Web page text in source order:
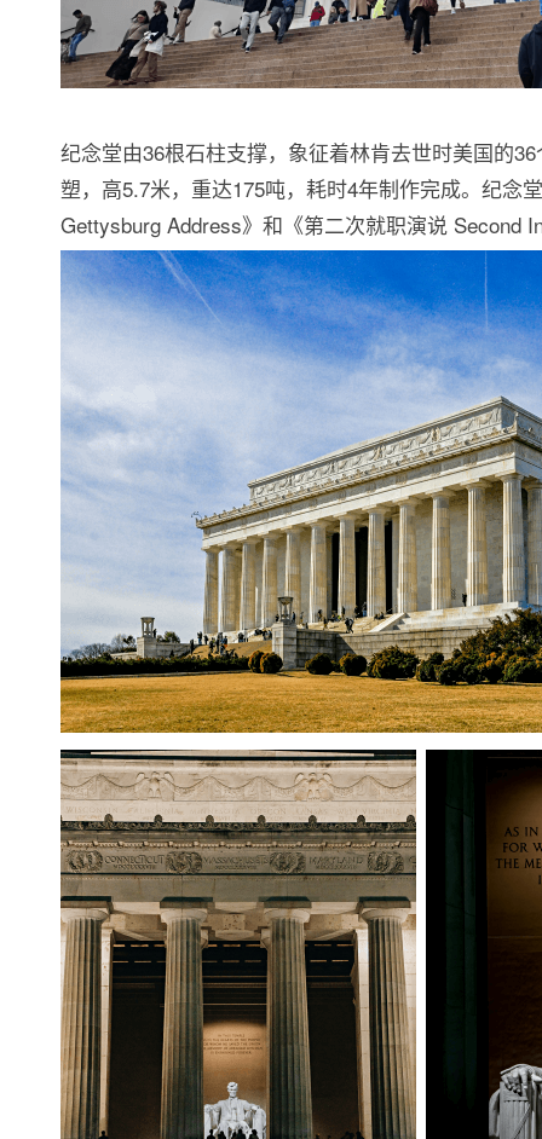
纪念堂由36根石柱支撑，象征着林肯去世时美国的
塑，高5.7米，重达175吨，耗时4年制作完成。纪念
Gettysburg Address》和《第二次就职演说 Second